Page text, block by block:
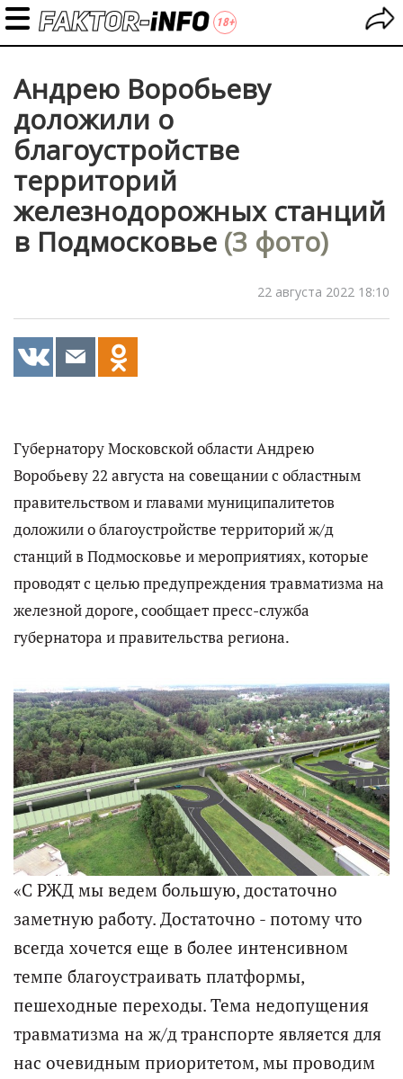
Андрею Воробьеву
доложили о
благоустройстве
территорий
железнодорожных станций
в Подмосковье (3 фото)
22 августа 2022 18:10
Губернатору Московской области Андрею
Воробьеву 22 августа на совещании с областным
правительством и главами муниципалитетов
доложили о благоустройстве территорий ж/д
станций в Подмосковье и мероприятиях, которые
проводят с целью предупреждения травматизма на
железной дороге, сообщает пресс-служба
губернатора и правительства региона.
«С РЖД мы ведем большую, достаточно
заметную работу. Достаточно - потому что
всегда хочется еще в более интенсивном
темпе благоустраивать платформы,
пешеходные переходы. Тема недопущения
травматизма на ж/д транспорте является для
нас очевидным приоритетом, мы проводим